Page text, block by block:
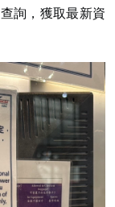
詢，獲取最新資